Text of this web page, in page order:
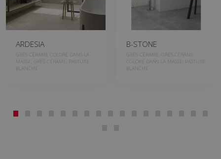
ARDESIA
GRÈS CÉRAME COLORÉ DANS LA
MASSE, GRÈS CÉRAME, PASTURE
BLANCHE
B-STONE
GRÈS CÉRAME, GRÈS CÉRAME
COLORÉ DANS LA MASSE, PASTURE
BLANCHE